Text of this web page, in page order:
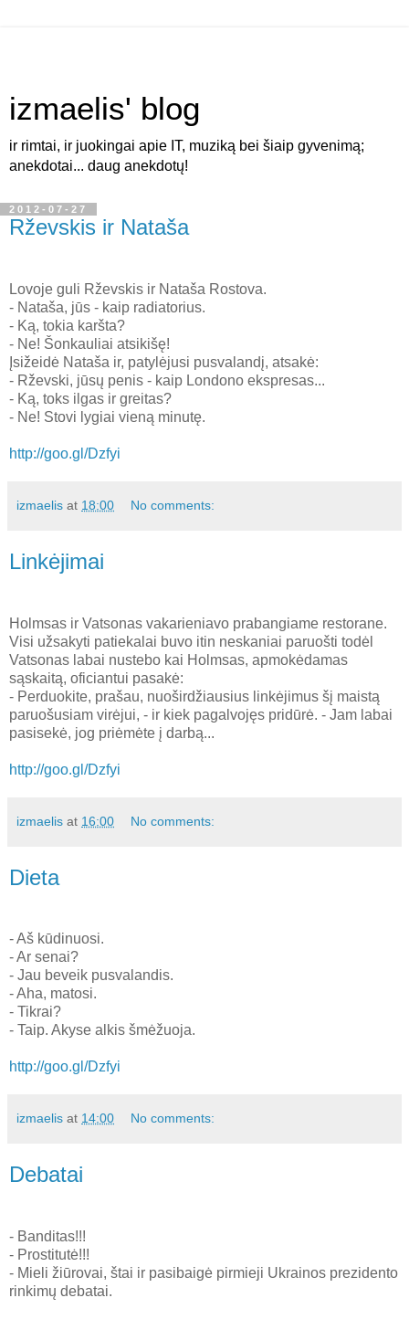
izmaelis' blog
ir rimtai, ir juokingai apie IT, muziką bei šiaip gyvenimą;
anekdotai... daug anekdotų!
2012-07-27
Rževskis ir Nataša
Lovoje guli Rževskis ir Nataša Rostova.
- Nataša, jūs - kaip radiatorius.
- Ką, tokia karšta?
- Ne! Šonkauliai atsikišę!
Įsižeidė Nataša ir, patylėjusi pusvalandį, atsakė:
- Rževski, jūsų penis - kaip Londono ekspresas...
- Ką, toks ilgas ir greitas?
- Ne! Stovi lygiai vieną minutę.
http://goo.gl/Dzfyi
izmaelis at 18:00 No comments:
Linkėjimai
Holmsas ir Vatsonas vakarieniavo prabangiame restorane.
Visi užsakyti patiekalai buvo itin neskaniai paruošti todėl
Vatsonas labai nustebo kai Holmsas, apmokėdamas
sąskaitą, oficiantui pasakė:
- Perduokite, prašau, nuoširdžiausius linkėjimus šį maistą
paruošusiam virėjui, - ir kiek pagalvojęs pridūrė. - Jam labai
pasisekė, jog priėmėte į darbą...
http://goo.gl/Dzfyi
izmaelis at 16:00 No comments:
Dieta
- Aš kūdinuosi.
- Ar senai?
- Jau beveik pusvalandis.
- Aha, matosi.
- Tikrai?
- Taip. Akyse alkis šmėžuoja.
http://goo.gl/Dzfyi
izmaelis at 14:00 No comments:
Debatai
- Banditas!!!
- Prostitutė!!!
- Mieli žiūrovai, štai ir pasibaigė pirmieji Ukrainos prezidento
rinkimų debatai.